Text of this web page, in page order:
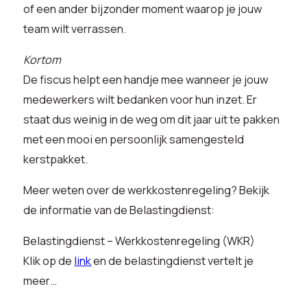
of een ander bijzonder moment waarop je jouw
team wilt verrassen.
Kortom
De fiscus helpt een handje mee wanneer je jouw
medewerkers wilt bedanken voor hun inzet. Er
staat dus weinig in de weg om dit jaar uit te pakken
met een mooi en persoonlijk samengesteld
kerstpakket.
Meer weten over de werkkostenregeling? Bekijk
de informatie van de Belastingdienst:
Belastingdienst – Werkkostenregeling (WKR)
Klik op de linken de belastingdienst vertelt je
meer…